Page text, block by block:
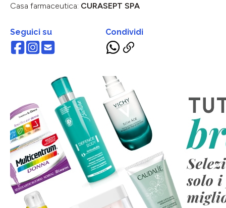
Casa farmaceutica: CURASEPT SPA
Seguici su Condividi